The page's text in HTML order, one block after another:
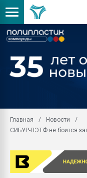
Главная
Новости
СИБУР-ПЭТФ не боится